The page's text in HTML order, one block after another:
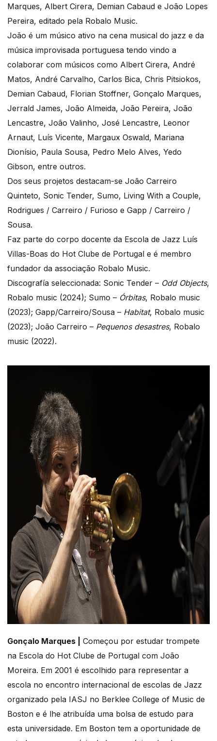
Marques, Albert Cirera, Demian Cabaud e João Lopes
Pereira, editado pela Robalo Music.
João é um músico ativo na cena musical do jazz e da
música improvisada portuguesa tendo vindo a
colaborar com músicos como Albert Cirera, André
Matos, André Carvalho, Carlos Bica, Chris Pitsiokos,
Demian Cabaud, Florian Stoffner, Gonçalo Marques,
Jerrald James, João Almeida, João Pereira, João
Lencastre, João Valinho, José Lencastre, Leonor
Arnaut, Luís Vicente, Margaux Oswald, Mariana
Dionísio, Paula Sousa, Pedro Melo Alves, Yedo
Gibson, entre outros.
Dos seus projetos destacam-se João Carreiro
Quinteto, Sonic Tender, Sumo, Living With a Couple,
Rodrigues / Carreiro / Furioso e Gapp / Carreiro /
Sousa.
Faz parte do corpo docente da Escola de Jazz Luís
Villas-Boas do Hot Clube de Portugal e é membro
fundador da associação Robalo Music.
Discografía seleccionada: Sonic Tender – Odd Objects,
Robalo music (2024); Sumo – Órbitas, Robalo music
(2023); Gapp/Carreiro/Sousa – Habitat, Robalo music
(2023); João Carreiro – Pequenos desastres, Robalo
music (2022).
Gonçalo Marques |
Começou por estudar trompete
na Escola do Hot Clube de Portugal com João
Moreira. Em 2001 é escolhido para representar a
escola no encontro internacional de escolas de Jazz
organizado pela IASJ no Berklee College of Music de
Boston e é lhe atribuída uma bolsa de estudo para
esta universidade. Em Boston tem a oportunidade de